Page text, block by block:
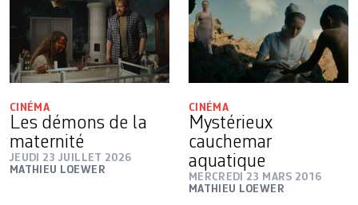
CINÉMA
Les démons de la
maternité
JEUDI 23 JUILLET 2026
MATHIEU LOEWER
CINÉMA
Mystérieux
cauchemar
aquatique
MERCREDI 23 MARS 2016
MATHIEU LOEWER